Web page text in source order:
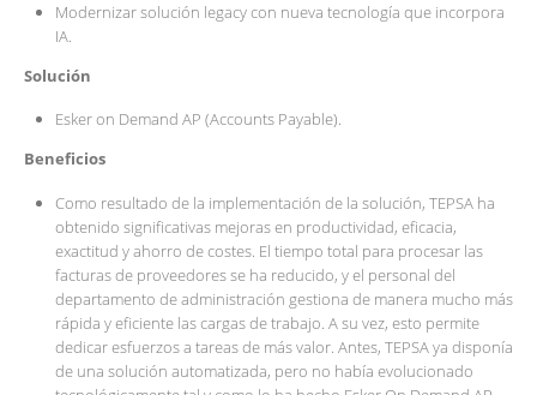
Modernizar solución legacy con nueva tecnología que incorpora
IA.
Solución
Esker on Demand AP (Accounts Payable).
Beneficios
Como resultado de la implementación de la solución, TEPSA ha
obtenido significativas mejoras en productividad, eficacia,
exactitud y ahorro de costes. El tiempo total para procesar las
facturas de proveedores se ha reducido, y el personal del
departamento de administración gestiona de manera mucho más
rápida y eficiente las cargas de trabajo. A su vez, esto permite
dedicar esfuerzos a tareas de más valor. Antes, TEPSA ya disponía
de una solución automatizada, pero no había evolucionado